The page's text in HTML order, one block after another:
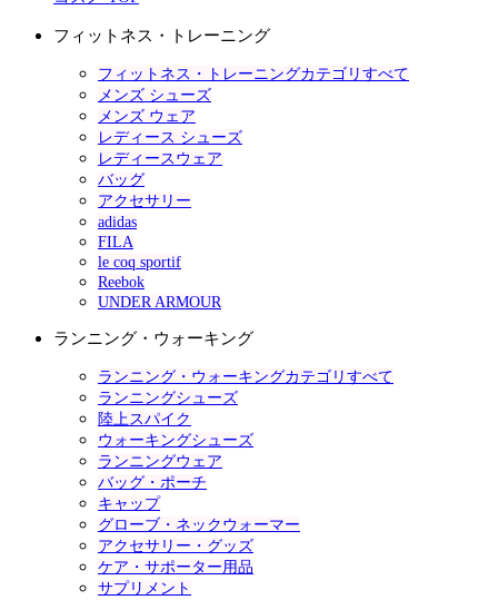
フィットネス・トレーニング
フィットネス・トレーニングカテゴリすべて
メンズ シューズ
メンズ ウェア
レディース シューズ
レディースウェア
バッグ
アクセサリー
adidas
FILA
le coq sportif
Reebok
UNDER ARMOUR
ランニング・ウォーキング
ランニング・ウォーキングカテゴリすべて
ランニングシューズ
陸上スパイク
ウォーキングシューズ
ランニングウェア
バッグ・ポーチ
キャップ
グローブ・ネックウォーマー
アクセサリー・グッズ
ケア・サポーター用品
サプリメント